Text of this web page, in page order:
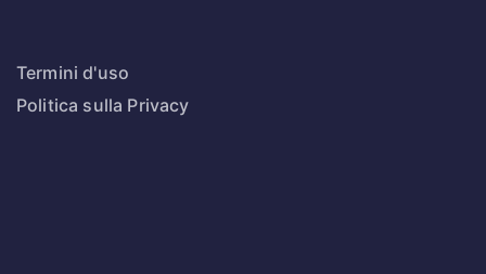
Termini d'uso
Politica sulla Privacy